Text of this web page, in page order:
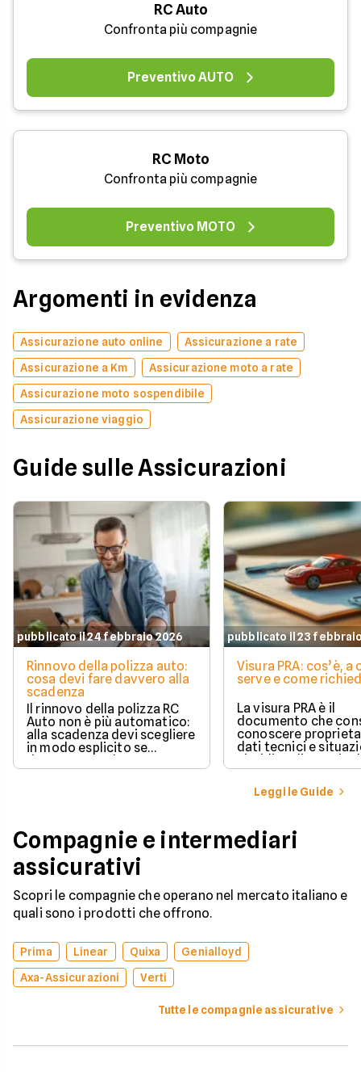
RC Auto
Confronta più compagnie
Preventivo AUTO
RC Moto
Confronta più compagnie
Preventivo MOTO
Argomenti in evidenza
Assicurazione auto online
Assicurazione a rate
Assicurazione a Km
Assicurazione moto a rate
Assicurazione moto sospendibile
Assicurazione viaggio
Guide sulle Assicurazioni
pubblicato il 24 febbraio 2026
Rinnovo della polizza auto:
cosa devi fare davvero alla
scadenza
Il rinnovo della polizza RC
Auto non è più automatico:
alla scadenza devi scegliere
in modo esplicito se
rinnovare con la stessa
compagnia o stipulare un
pubblicato il 23
Visura PRA: cos’è, a
serve e come
La visura PRA è il
documento che
conoscere
dati tecnici e
giuridica di un
iscritto al Pubblico
Automobilistico.
Leggi le Guide
Compagnie e intermediari
assicurativi
Scopri le compagnie che operano nel mercato italiano e
quali sono i prodotti che offrono.
Prima Linear Quixa
Genialloyd
Axa-Assicurazioni
Verti
Tutte le compagnie assicurative